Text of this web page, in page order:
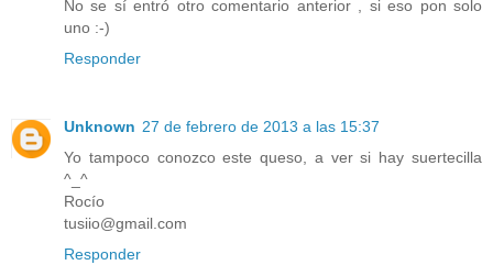
No se sí entró otro comentario anterior , si eso pon solo
uno :-)
Responder
Unknown 27 de febrero de 2013 a las 15:37
Yo tampoco conozco este queso, a ver si hay suertecilla
^_^
Rocío
tusiio@gmail.com
Responder